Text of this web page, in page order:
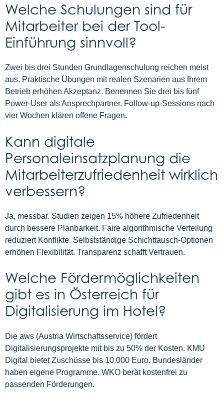
Welche Schulungen sind für
Mitarbeiter bei der Tool-
Einführung sinnvoll?
Zwei bis drei Stunden Grundlagenschulung reichen meist
aus. Praktische Übungen mit realen Szenarien aus Ihrem
Betrieb erhöhen Akzeptanz. Benennen Sie drei bis fünf
Power-User als Ansprechpartner. Follow-up-Sessions nach
vier Wochen klären offene Fragen.
Kann digitale
Personaleinsatzplanung die
Mitarbeiterzufriedenheit wirklich
verbessern?
Ja, messbar. Studien zeigen 15% höhere Zufriedenheit
durch bessere Planbarkeit. Faire algorithmische Verteilung
reduziert Konflikte. Selbstständige Schichttausch-Optionen
erhöhen Flexibilität. Transparenz schafft Vertrauen.
Welche Fördermöglichkeiten
gibt es in Österreich für
Digitalisierung im Hotel?
Die aws (Austria Wirtschaftsservice) fördert
Digitalisierungsprojekte mit bis zu 50% der Kosten. KMU
Digital bietet Zuschüsse bis 10.000 Euro. Bundesländer
haben eigene Programme. WKO berät kostenfrei zu
passenden Förderungen.